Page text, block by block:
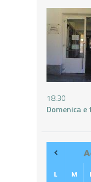
18.30
Domenica
L M